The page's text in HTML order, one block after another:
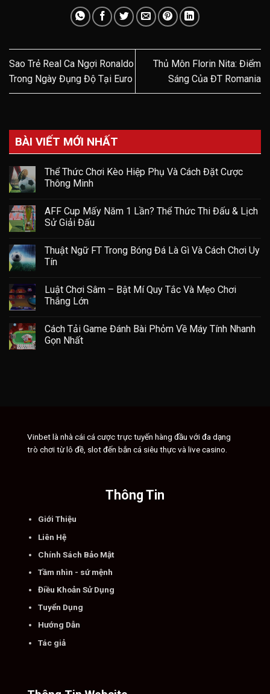
Sao Trẻ Real Ca Ngợi Ronaldo
Trong Ngày Đụng Độ Tại Euro
Thủ Môn Florin Nita: Điểm
Sáng Của ĐT Romania
BÀI VIẾT MỚI NHẤT
Thể Thức Chơi Kèo Hiệp Phụ Và Cách Đặt Cược
Thông Minh
AFF Cup Mấy Năm 1 Lần? Thể Thức Thi Đấu & Lịch
Sử Giải Đấu
Thuật Ngữ FT Trong Bóng Đá Là Gì Và Cách Chơi Uy
Tín
Luật Chơi Sâm – Bật Mí Quy Tắc Và Mẹo Chơi
Thắng Lớn
Cách Tải Game Đánh Bài Phỏm Về Máy Tính Nhanh
Gọn Nhất
Vinbet là nhà cái cá cược trực tuyến hàng đầu với đa dạng
trò chơi từ lô đề, slot đến bắn cá siêu thực và live casino.
Thông Tin
Giới Thiệu
Liên Hệ
Chính Sách Bảo Mật
Tầm nhìn - sứ mệnh
Điều Khoản Sử Dụng
Tuyển Dụng
Hướng Dẫn
Tác giả